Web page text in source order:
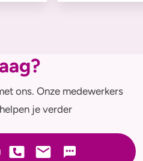
ons. Onze medewerkers
je verder